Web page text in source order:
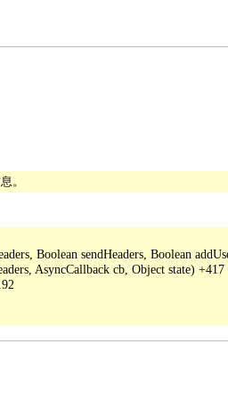
。
Boolean sendHeaders, Boolean
AsyncCallback cb, Object state) +417